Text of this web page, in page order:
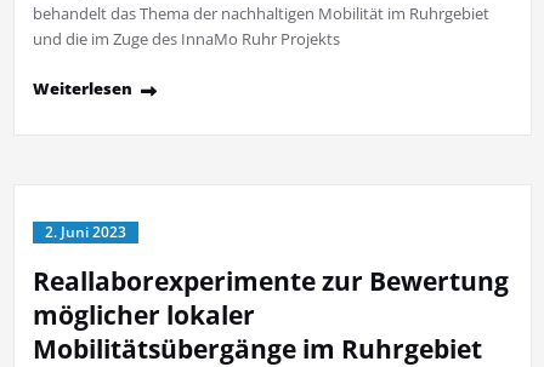
behandelt das Thema der nachhaltigen Mobilität im Ruhrgebiet
und die im Zuge des InnaMo Ruhr Projekts
Weiterlesen
2. Juni 2023
Reallaborexperimente zur Bewertung
möglicher lokaler
Mobilitätsübergänge im Ruhrgebiet